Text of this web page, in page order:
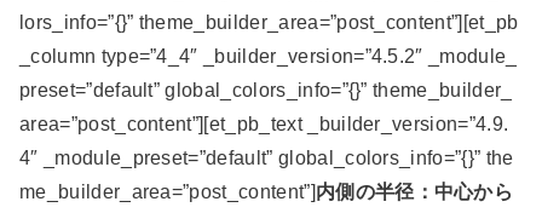
lors_info=”{}” theme_builder_area=”post_content”][et_pb
_column type=”4_4″ _builder_version=”4.5.2″ _module_
preset=”default” global_colors_info=”{}” theme_builder_
area=”post_content”][et_pb_text _builder_version=”4.9.
4″ _module_preset=”default” global_colors_info=”{}” the
me_builder_area=”post_content”]内側の半径：中心から